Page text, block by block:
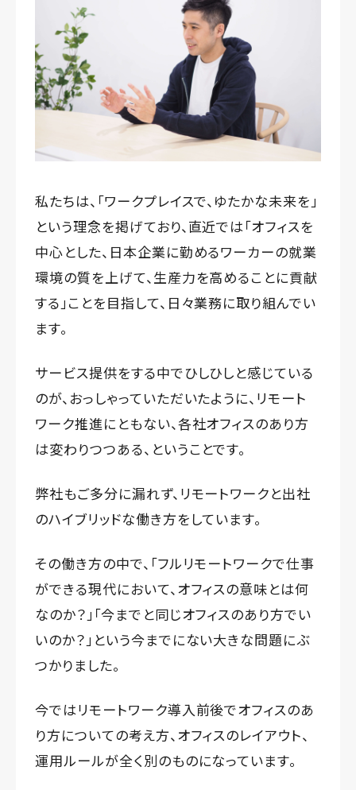
私たちは、「ワークプレイスで、ゆたかな未来を」
という理念を掲げており、直近では「オフィスを
中心とした、日本企業に勤めるワーカーの就業
環境の質を上げて、生産力を高めることに貢献
する」ことを目指して、日々業務に取り組んでい
ます。
サービス提供をする中でひしひしと感じている
のが、おっしゃっていただいたように、リモート
ワーク推進にともない、各社オフィスのあり方
は変わりつつある、ということです。
弊社もご多分に漏れず、リモートワークと出社
のハイブリッドな働き方をしています。
その働き方の中で、「フルリモートワークで仕事
ができる現代において、オフィスの意味とは何
なのか？」「今までと同じオフィスのあり方でい
いのか？」という今までにない大きな問題にぶ
つかりました。
今ではリモートワーク導入前後でオフィスのあ
り方についての考え方、オフィスのレイアウト、
運用ルールが全く別のものになっています。